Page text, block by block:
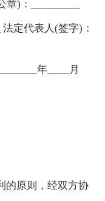
)：_________
定代表人(签字)：
年____月
的原则，经双方协